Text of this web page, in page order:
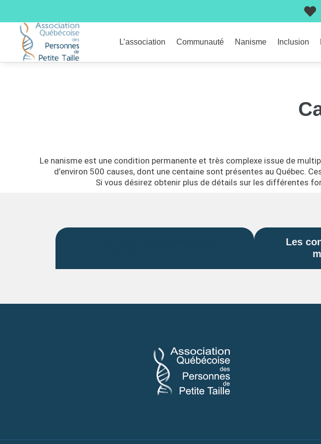
L’association Communauté Nanisme Inclusion
Le nanisme est une condition permanente et très complexe issue de
d’environ 500 causes, dont une centaine sont présentes au Québec.
Si vous désirez obtenir plus de détails sur les différentes
Les